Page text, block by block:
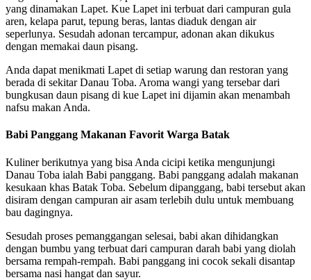
yang dinamakan Lapet. Kue Lapet ini terbuat dari campuran gula
aren, kelapa parut, tepung beras, lantas diaduk dengan air
seperlunya. Sesudah adonan tercampur, adonan akan dikukus
dengan memakai daun pisang.
Anda dapat menikmati Lapet di setiap warung dan restoran yang
berada di sekitar Danau Toba. Aroma wangi yang tersebar dari
bungkusan daun pisang di kue Lapet ini dijamin akan menambah
nafsu makan Anda.
Babi Panggang Makanan Favorit Warga Batak
Kuliner berikutnya yang bisa Anda cicipi ketika mengunjungi
Danau Toba ialah Babi panggang. Babi panggang adalah makanan
kesukaan khas Batak Toba. Sebelum dipanggang, babi tersebut akan
disiram dengan campuran air asam terlebih dulu untuk membuang
bau dagingnya.
Sesudah proses pemanggangan selesai, babi akan dihidangkan
dengan bumbu yang terbuat dari campuran darah babi yang diolah
bersama rempah-rempah. Babi panggang ini cocok sekali disantap
bersama nasi hangat dan sayur.